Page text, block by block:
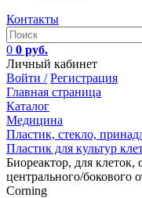
Контакты
0 0 руб.
Личный кабинет
Войти / Регистрация
Главная страница
Каталог
Медицина
Пластик, стекло,
Пластик для культур
Биореактор, для клеток,
центрального/бокового
Corning